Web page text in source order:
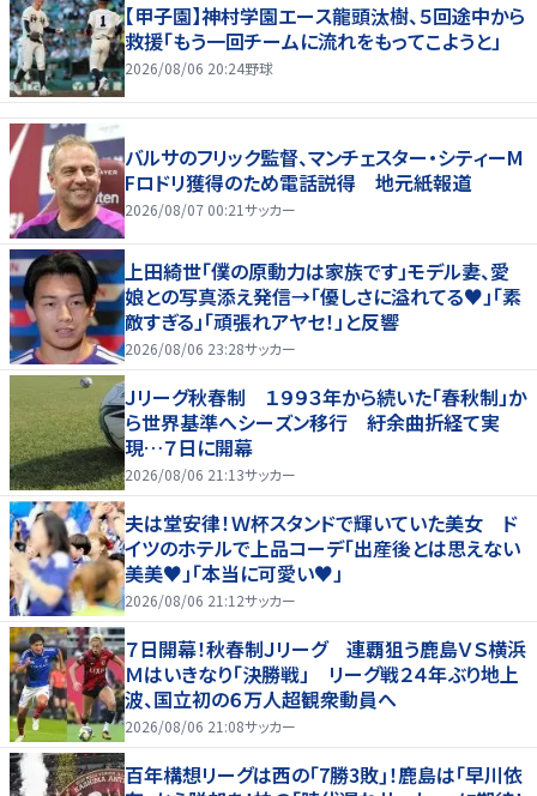
【甲子園】神村学園エース龍頭汰樹、５回途中から
救援「もう一回チームに流れをもってこようと」
2026/08/06 20:24野球
バルサのフリック監督、マンチェスター・シティーM
Fロドリ獲得のため電話説得 地元紙報道
2026/08/07 00:21サッカー
上田綺世「僕の原動力は家族です」モデル妻、愛
娘との写真添え発信→「優しさに溢れてる♥」「素
敵すぎる」「頑張れアヤセ！」と反響
2026/08/06 23:28サッカー
Ｊリーグ秋春制 １９９３年から続いた「春秋制」か
ら世界基準へシーズン移行 紆余曲折経て実
現…７日に開幕
2026/08/06 21:13サッカー
夫は堂安律！Ｗ杯スタンドで輝いていた美女 ド
イツのホテルで上品コーデ「出産後とは思えない
美美♥」「本当に可愛い♥」
2026/08/06 21:12サッカー
７日開幕！秋春制Ｊリーグ 連覇狙う鹿島ＶＳ横浜
Ｍはいきなり「決勝戦」 リーグ戦２４年ぶり地上
波、国立初の６万人超観衆動員へ
2026/08/06 21:08サッカー
百年構想リーグは西の｢7勝3敗｣！鹿島は｢早川依